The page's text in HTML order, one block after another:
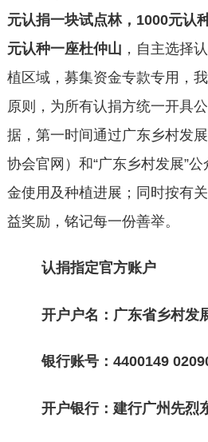
元认捐一块试点林， 1000元认
元认种一座杜仲山 ，自主选择
植区域，募集资金专款专用，
原则，为所有认捐方统一开具
据，第一时间通过广东乡村发
协会官网）和“广东乡村发展”
金使用及种植进展；同时按有
益奖励，铭记每一份善举。
认捐指定官方账户
开户户名：广东省乡村发
银行账号： 4400149
开户银行：建行广州先烈